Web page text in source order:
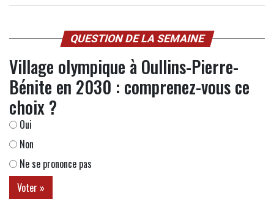
QUESTION DE LA SEMAINE
Village olympique à Oullins-Pierre-
Bénite en 2030 : comprenez-vous ce
choix ?
Oui
Non
Ne se prononce pas